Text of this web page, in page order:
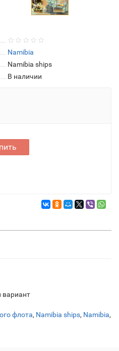
Namibia
Namibia ships
В наличии
вариант
флота, Namibia ships, Namibia,